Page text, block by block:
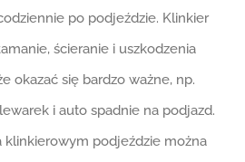
po podjeździe. Klinkier
ścieranie i uszkodzenia
okazać się bardzo ważne, np.
i auto spadnie na podjazd.
klinkierowym podjeździe można